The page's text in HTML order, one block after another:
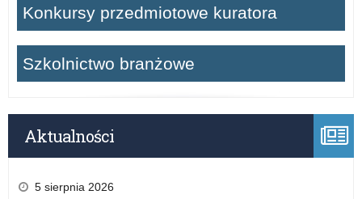
Konkursy przedmiotowe kuratora
Szkolnictwo branżowe
Aktualności
5 sierpnia 2026